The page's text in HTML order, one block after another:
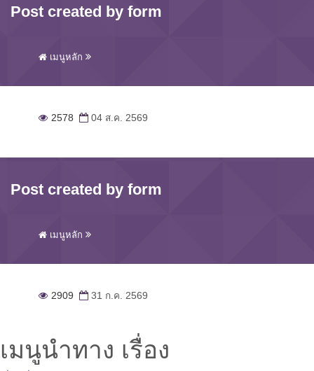
Post created by form
เมนูหลัก
2578 04 ส.ค. 2569
Post created by form
เมนูหลัก
2909 31 ก.ค. 2569
เมนูนำทาง เรื่อง